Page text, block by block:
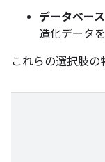
データベー
造化データ
これらの選択肢の